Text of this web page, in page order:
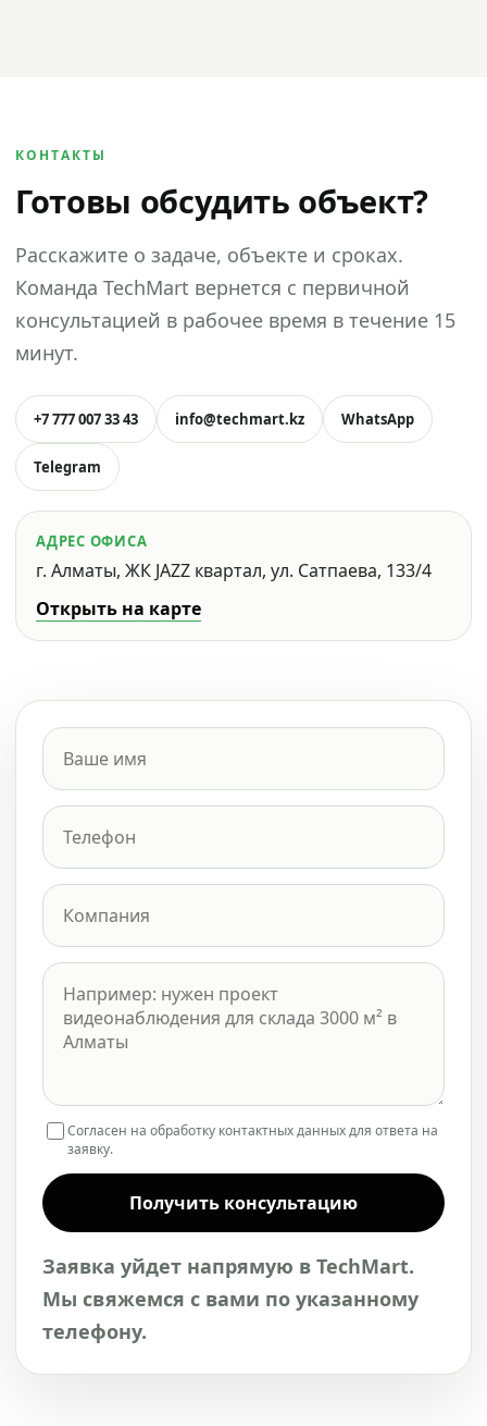
КОНТАКТЫ
Готовы обсудить объект?
Расскажите о задаче, объекте и сроках.
Команда TechMart вернется с первичной
консультацией в рабочее время в течение 15
минут.
+7 777 007 33 43 info@techmart.kz WhatsApp
Telegram
АДРЕС ОФИСА
г. Алматы, ЖК JAZZ квартал, ул. Сатпаева, 133/4
Открыть на карте
Согласен на обработку контактных данных для ответа на
заявку.
Получить консультацию
Заявка уйдет напрямую в TechMart.
Мы свяжемся с вами по указанному
телефону.